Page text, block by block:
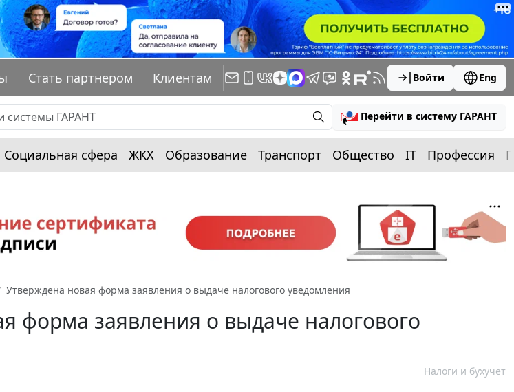
Стать партнером Клиентам Войти Eng
Перейти в систему ГАРАНТ
Социальная сфера ЖКХ Образование Транспорт Общество IT Профессия
Утверждена новая форма заявления о выдаче налогового уведомления
форма заявления о выдаче налогового
Налоги и бухучет